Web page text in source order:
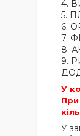
4.
5.
6.
7.
8.
9.
У
При
У